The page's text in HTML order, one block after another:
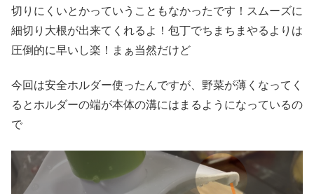
切りにくいとかっていうこともなかったです！スムーズに
細切り大根が出来てくれるよ！包丁でちまちまやるよりは
圧倒的に早いし楽！まぁ当然だけど
今回は安全ホルダー使ったんですが、野菜が薄くなってく
るとホルダーの端が本体の溝にはまるようになっているの
で